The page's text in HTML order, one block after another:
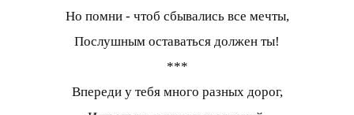
Но помни - чтоб сбывались все мечты,
Послушным оставаться должен ты!
***
Впереди у тебя много разных дорог,